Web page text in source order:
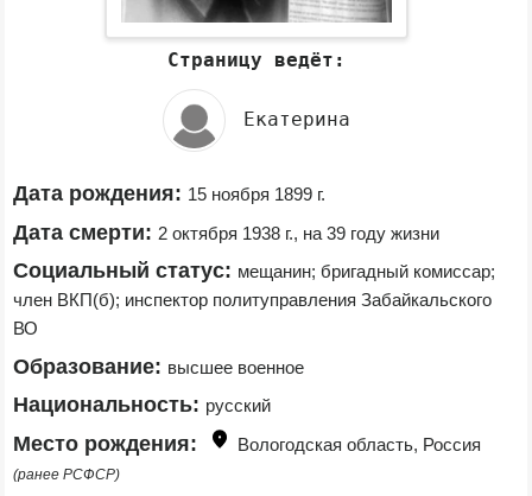
Страницу ведёт:
Екатерина
Дата рождения: 15 ноября 1899 г.
Дата смерти: 2 октября 1938 г., на 39 году жизни
Социальный статус: мещанин; бригадный комиссар;
член ВКП(б); инспектор политуправления Забайкальского
ВО
Образование: высшее военное
Национальность: русский
Место рождения:
(ранее РСФСР)